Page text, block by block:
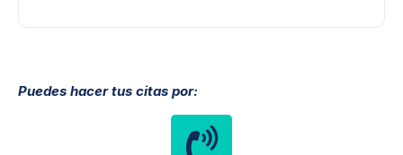
Puedes hacer tus citas por: